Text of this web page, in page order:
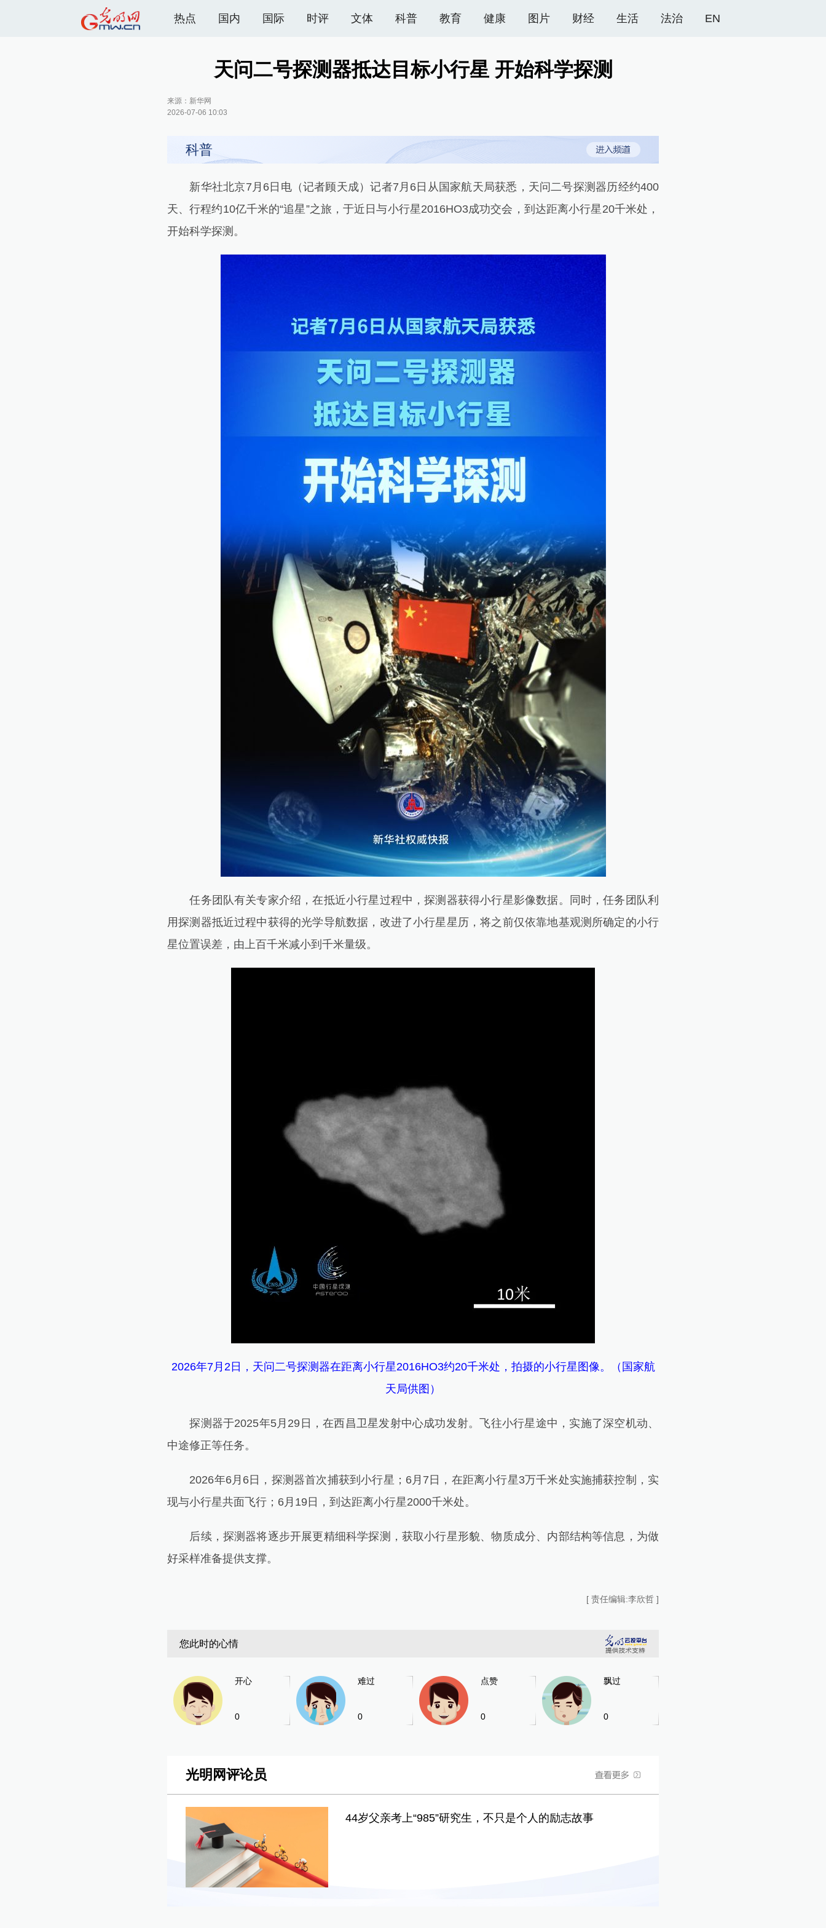
热点 国内 国际 时评 文体 科普 教育 健康 图片 财经 生活 法治 EN
天问二号探测器抵达目标小行星 开始科学探测
来源： 新华网
2026-07-06 10:03
科普
新华社北京7月6日电（记者顾天成）记者7月6日从国家航天局获悉，天问二号探测器历经约400
天、行程约10亿千米的“追星”之旅，于近日与小行星2016HO3成功交会，到达距离小行星20千米处，
开始科学探测。
任务团队有关专家介绍，在抵近小行星过程中，探测器获得小行星影像数据。同时，任务团队利
用探测器抵近过程中获得的光学导航数据，改进了小行星星历，将之前仅依靠地基观测所确定的小行
星位置误差，由上百千米减小到千米量级。
2026年7月2日，天问二号探测器在距离小行星2016HO3约20千米处，拍摄的小行星图像。（国家航
天局供图）
探测器于2025年5月29日，在西昌卫星发射中心成功发射。飞往小行星途中，实施了深空机动、
中途修正等任务。
2026年6月6日，探测器首次捕获到小行星；6月7日，在距离小行星3万千米处实施捕获控制，实
现与小行星共面飞行；6月19日，到达距离小行星2000千米处。
后续，探测器将逐步开展更精细科学探测，获取小行星形貌、物质成分、内部结构等信息，为做
好采样准备提供支撑。
[ 责任编辑:李欣哲 ]
您此时的心情
开心
0
难过
0
点赞
0
飘过
0
光明网评论员
44岁父亲考上“985”研究生，不只是个人的励志故事